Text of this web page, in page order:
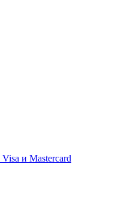
Visa и Mastercard